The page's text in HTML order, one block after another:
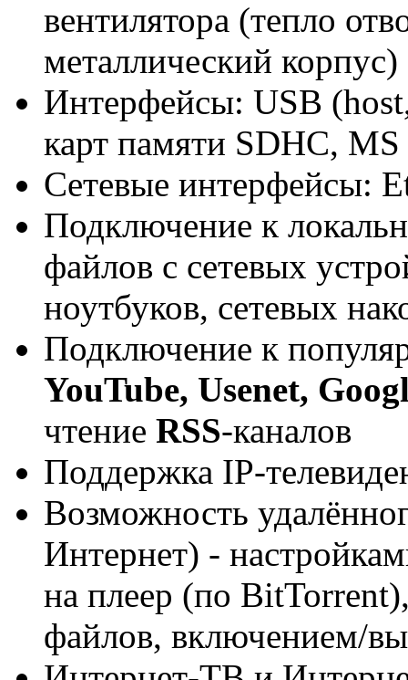
вентилятора (тепло
металлический корпус)
Интерфейсы: USB
карт памяти SDHC,
Сетевые интерфейсы:
Подключение к
файлов с сетевых
ноутбуков, сетевых
Подключение к
YouTube, Usenet,
чтение RSS-каналов
Поддержка IP-
Возможность
Интернет) -
на плеер (по
файлов, включением/